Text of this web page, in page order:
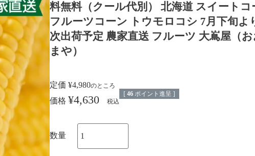
料無料（クール代別） 北海道 スイートコ
フルーツコーン トウモロコシ 7月下旬よ
次出荷予定 農家直送 フルーツ 大嶌屋（お
まや）
定価 ¥4,980のところ
価格 ¥4,630 税込
[ 46 ポイント進呈 ]